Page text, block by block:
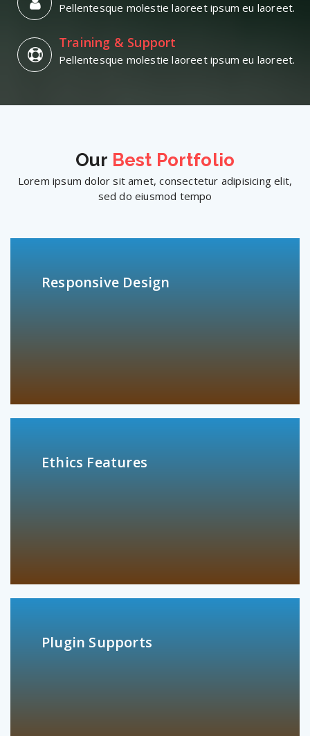
Pellentesque molestie laoreet ipsum eu laoreet.
Training & Support
Pellentesque molestie laoreet ipsum eu laoreet.
Our Best Portfolio
Lorem ipsum dolor sit amet, consectetur adipisicing elit,
sed do eiusmod tempo
Responsive Design
Ethics Features
Plugin Supports